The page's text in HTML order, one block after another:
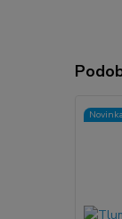
Novinka